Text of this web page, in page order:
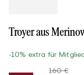
Troyer aus
-10% extra für
160 €